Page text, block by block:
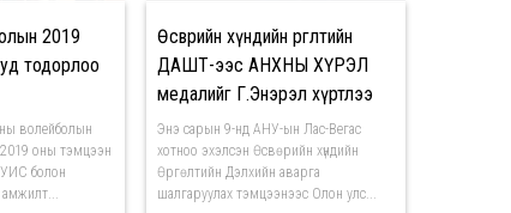
2019
тодорлоо
волейболын
оны тэмцээн
болон
Өсвөрийн хүндийн өргөлтийн
ДАШТ-ээс АНХНЫ ХҮРЭЛ
медалийг Г.Энэрэл хүртлээ
Энэ сарын 9-нд АНУ-ын Лас-Вeгас
хотноо эхэлсэн Өсвөрийн хүндийн
Өргөлтийн Дэлхийн аварга
шалгаруулах тэмцээнээс Олон улс...